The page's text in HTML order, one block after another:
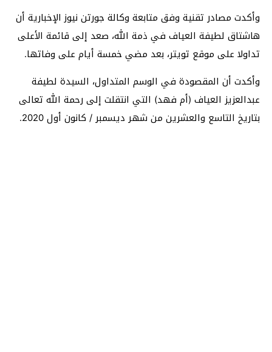
وأكدت مصادر تقنية وفق متابعة وكالة جورتن نيوز الإخبارية أن
هاشتاق لطيفة العياف في ذمة الله، صعد إلى قائمة الأعلى
تداولا على موقع تويتر، بعد مضي خمسة أيام على وفاتها.
وأكدت أن المقصودة في الوسم المتداول، السيدة لطيفة
عبدالعزيز العياف (أم فهد) التي انتقلت إلى رحمة الله تعالى
بتاريخ التاسع والعشرين من شهر ديسمبر / كانون أول 2020.